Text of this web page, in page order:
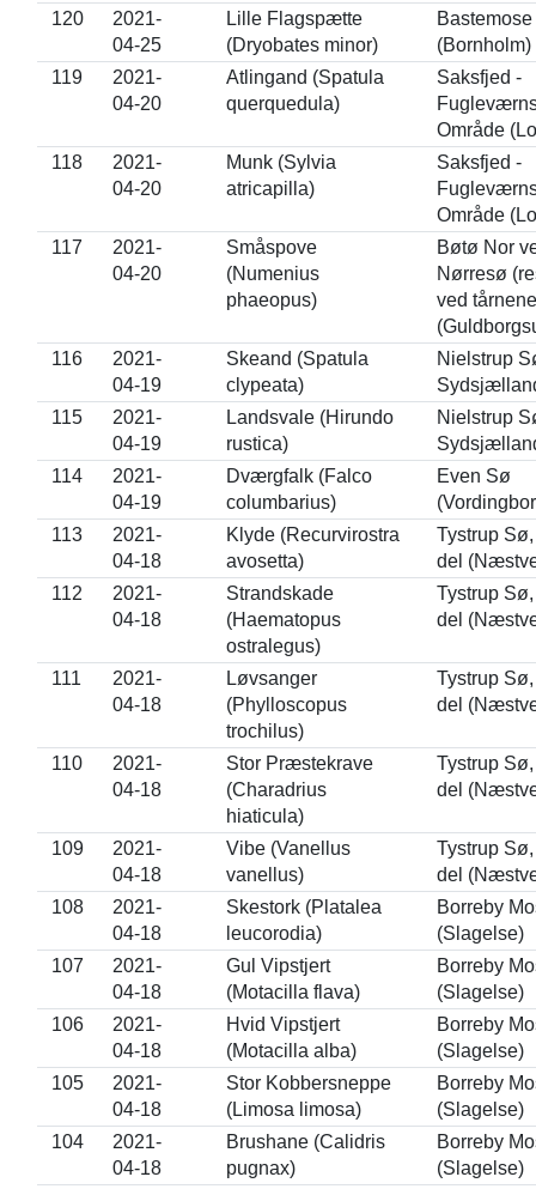
120
2021-
04-25
Lille Flagspætte
(Dryobates minor)
Bastemose
(Bornholm)
119
2021-
04-20
Atlingand (Spatula
querquedula)
Saksfjed -
Område
118
2021-
04-20
Munk (Sylvia
atricapilla)
Saksfjed -
Område
117
2021-
04-20
Småspove
(Numenius
phaeopus)
Bøtø Nor
Nørresø
ved
116
2021-
04-19
Skeand (Spatula
clypeata)
Nielstrup
115
2021-
04-19
Landsvale (Hirundo
rustica)
Nielstrup
114
2021-
04-19
Dværgfalk (Falco
columbarius)
Even Sø
113
2021-
04-18
Klyde (Recurvirostra
avosetta)
Tystrup
del
112
2021-
04-18
Strandskade
(Haematopus
ostralegus)
Tystrup
del
111
2021-
04-18
Løvsanger
(Phylloscopus
trochilus)
Tystrup
del
110
2021-
04-18
Stor Præstekrave
(Charadrius
hiaticula)
Tystrup
del
109
2021-
04-18
Vibe (Vanellus
vanellus)
Tystrup
del
108
2021-
04-18
Skestork (Platalea
leucorodia)
Borreby
(Slagelse)
107
2021-
04-18
Gul Vipstjert
(Motacilla flava)
Borreby
(Slagelse)
106
2021-
04-18
Hvid Vipstjert
(Motacilla alba)
Borreby
(Slagelse)
105
2021-
04-18
Stor Kobbersneppe
(Limosa limosa)
Borreby
(Slagelse)
104
2021-
04-18
Brushane (Calidris
pugnax)
Borreby
(Slagelse)